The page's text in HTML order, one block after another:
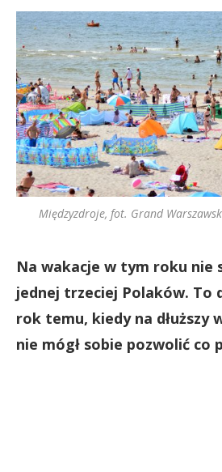
Międzyzdroje, fot. Grand
Na wakacje w tym roku nie
jednej trzeciej Polaków. To
rok temu, kiedy na dłuższy
nie mógł sobie pozwolić co